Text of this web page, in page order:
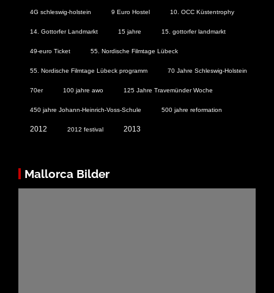
4G schleswig-holstein 9 Euro Hostel 10. OCC Küstentrophy
14. Gottorfer Landmarkt 15 jahre 15. gottorfer landmarkt
49-euro Ticket 55. Nordische Filmtage Lübeck
55. Nordische Filmtage Lübeck programm 70 Jahre Schleswig-Holstein
70er 100 jahre awo 125 Jahre Travemünder Woche
450 jahre Johann-Heinrich-Voss-Schule 500 jahre reformation
2012 2012 festival 2013
Mallorca Bilder